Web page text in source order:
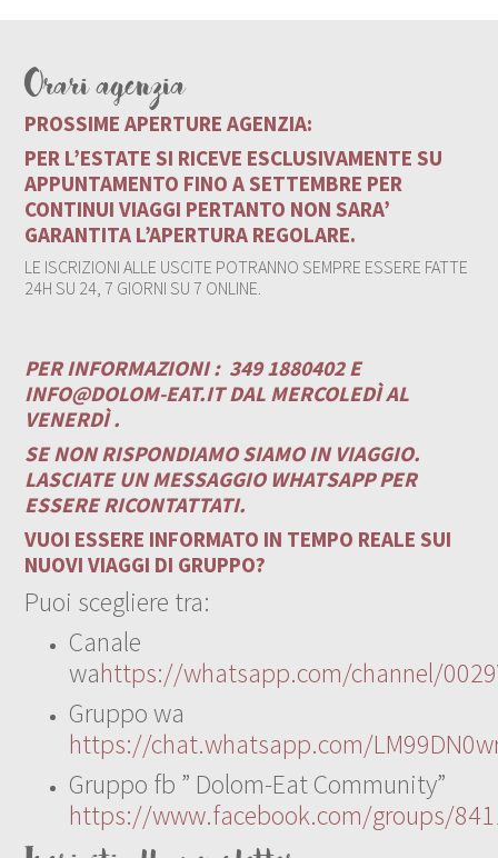
Orari agenzia
PROSSIME APERTURE AGENZIA:
PER L’ESTATE SI RICEVE ESCLUSIVAMENTE SU
APPUNTAMENTO FINO A SETTEMBRE PER
CONTINUI VIAGGI PERTANTO NON SARA’
GARANTITA L’APERTURA REGOLARE.
LE ISCRIZIONI ALLE USCITE POTRANNO SEMPRE ESSERE FATTE
24H SU 24, 7 GIORNI SU 7 ONLINE.
PER INFORMAZIONI : 349 1880402 E
INFO@DOLOM-EAT.ITDAL MERCOLEDÌ AL
VENERDÌ .
SE NON RISPONDIAMO SIAMO IN VIAGGIO.
LASCIATE UN MESSAGGIO WHATSAPP PER
ESSERE RICONTATTATI.
VUOI ESSERE INFORMATO IN TEMPO REALE SUI
NUOVI VIAGGI DI GRUPPO?
Puoi scegliere tra:
Canale
wahttps://whatsapp.com/channel/
Gruppo wa
https://chat.whatsapp.com/
Gruppo fb ” Dolom-Eat Community”
https://www.facebook.com/groups/